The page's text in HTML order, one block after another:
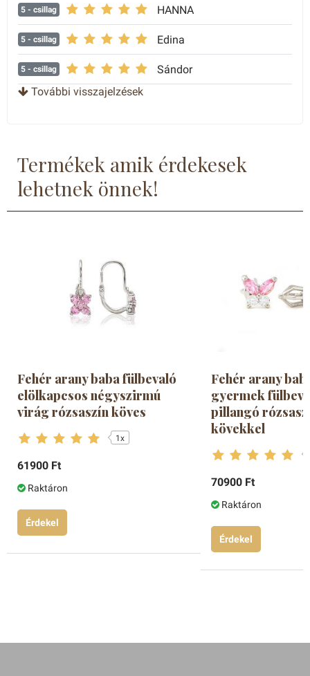
5 - csillag HANNA
5 - csillag Edina
5 - csillag Sándor
5 - csillag
5- csillag Csaba
5- csillag
Nagyon meg vagyok elégedve.
További visszajelzések
Termékek amik érdekesek
lehetnek önnek!
Fehér arany baba fülbevaló
elölkapcsos négyszirmú
virág rózsaszín köves
1x
61900 Ft
Raktáron
Érdekel
Fehér arany
gyermek
pillangó
kövekkel
70900 Ft
Raktáron
Érdekel